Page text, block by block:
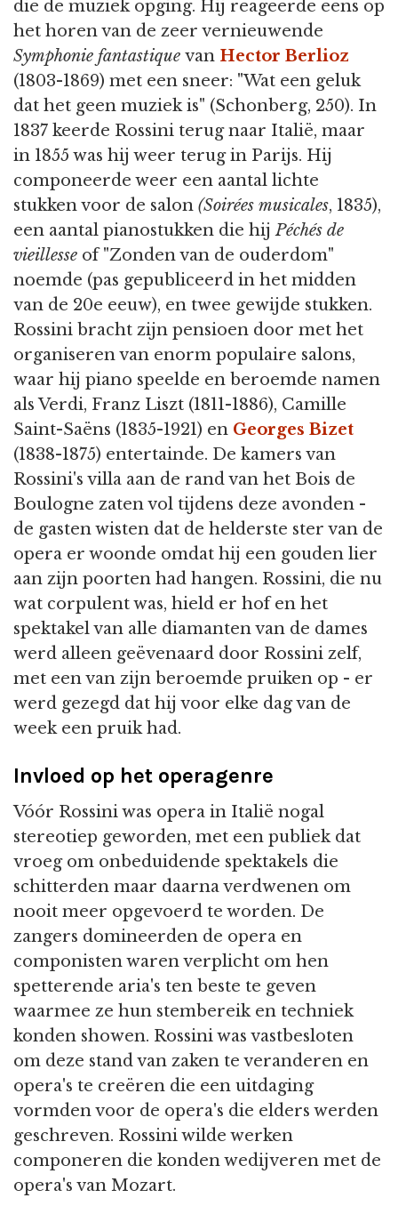
die de muziek opging. Hij reageerde eens op
het horen van de zeer vernieuwende
Symphonie fantastique van Hector Berlioz
(1803-1869) met een sneer: "Wat een geluk
dat het geen muziek is" (Schonberg, 250). In
1837 keerde Rossini terug naar Italië, maar
in 1855 was hij weer terug in Parijs. Hij
componeerde weer een aantal lichte
stukken voor de salon (Soirées musicales, 1835),
een aantal pianostukken die hijPéchés de
vieillesse of "Zonden van de ouderdom"
noemde (pas gepubliceerd in het midden
van de 20e eeuw), en twee gewijde stukken.
Rossini bracht zijn pensioen door met het
organiseren van enorm populaire salons,
waar hij piano speelde en beroemde namen
als Verdi, Franz Liszt (1811-1886), Camille
Saint-Saëns (1835-1921) en Georges Bizet
(1838-1875) entertainde. De kamers van
Rossini's villa aan de rand van het Bois de
Boulogne zaten vol tijdens deze avonden -
de gasten wisten dat de helderste ster van de
opera er woonde omdat hij een gouden lier
aan zijn poorten had hangen. Rossini, die nu
wat corpulent was, hield er hof en het
spektakel van alle diamanten van de dames
werd alleen geëvenaard door Rossini zelf,
met een van zijn beroemde pruiken op - er
werd gezegd dat hij voor elke dag van de
week een pruik had.
Invloed op het operagenre
Vóór Rossini was opera in Italië nogal
stereotiep geworden, met een publiek dat
vroeg om onbeduidende spektakels die
schitterden maar daarna verdwenen om
nooit meer opgevoerd te worden. De
zangers domineerden de opera en
componisten waren verplicht om hen
spetterende aria's ten beste te geven
waarmee ze hun stembereik en techniek
konden showen. Rossini was vastbesloten
om deze stand van zaken te veranderen en
opera's te creëren die een uitdaging
vormden voor de opera's die elders werden
geschreven. Rossini wilde werken
componeren die konden wedijveren met de
opera's van Mozart.